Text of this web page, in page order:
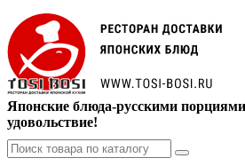
Японские блюда-русскими
удовольствие!